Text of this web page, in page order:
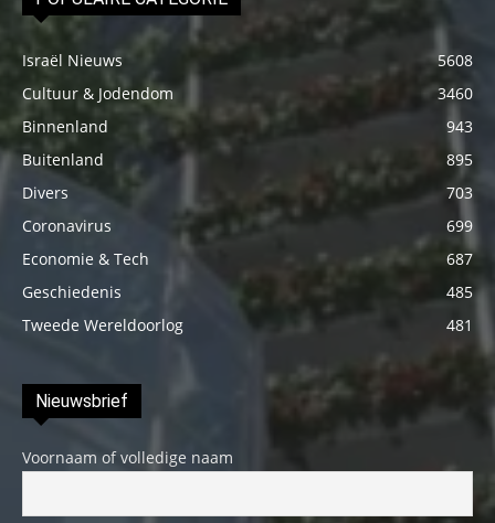
Israël Nieuws
5608
Cultuur & Jodendom
3460
Binnenland
943
Buitenland
895
Divers
703
Coronavirus
699
Economie & Tech
687
Geschiedenis
485
Tweede Wereldoorlog
481
Nieuwsbrief
Voornaam of volledige naam